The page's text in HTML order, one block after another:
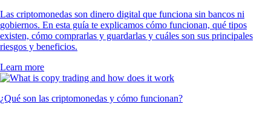
Las criptomonedas son dinero digital que funciona sin bancos ni
gobiernos. En esta guía te explicamos cómo funcionan, qué tipos
existen, cómo comprarlas y guardarlas y cuáles son sus principales
riesgos y beneficios.
Learn more
¿Qué son las criptomonedas y cómo funcionan?